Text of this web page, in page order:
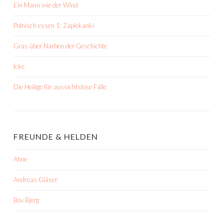
Ein Mann wie der Wind
Polnisch essen 1: Zapiekanki
Gras über Narben der Geschichte
Icke
Die Heilige für aussichtslose Fälle
FREUNDE & HELDEN
Ahne
Andreas Gläser
Bov Bjerg